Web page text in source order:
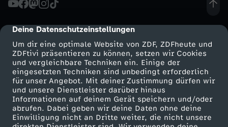
cmp-dialog-description
Deine Datenschutzeinstellungen
Um dir eine optimale Website von ZDF, ZDFheute und
ZDFtivi präsentieren zu können, setzen wir Cookies
und vergleichbare Techniken ein. Einige der
eingesetzten Techniken sind unbedingt erforderlich
für unser Angebot. Mit deiner Zustimmung dürfen wir
und unsere Dienstleister darüber hinaus
Informationen auf deinem Gerät speichern und/oder
abrufen. Dabei geben wir deine Daten ohne deine
Einwilligung nicht an Dritte weiter, die nicht unsere
r
t
C
o
r
Mehr ZDF
ZDF-Apps
Smart TV
Service
ZDFmitreden
Kontakt zum ZDF